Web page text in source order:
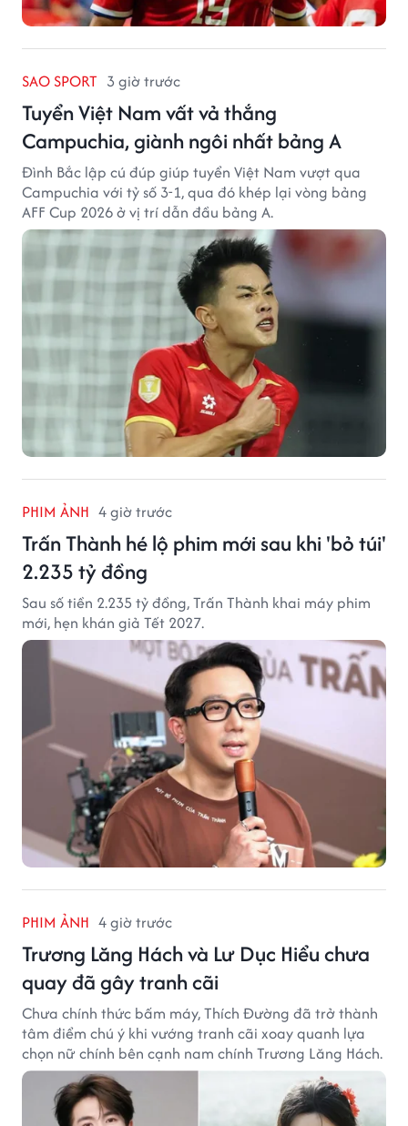
SAO SPORT 3 giờ trước
Tuyển Việt Nam vất vả thắng
Campuchia, giành ngôi nhất bảng A
Đình Bắc lập cú đúp giúp tuyển Việt Nam vượt qua
Campuchia với tỷ số 3-1, qua đó khép lại vòng bảng
AFF Cup 2026 ở vị trí dẫn đầu bảng A.
PHIM ẢNH 4 giờ trước
Trấn Thành hé lộ phim mới sau khi 'bỏ túi'
2.235 tỷ đồng
Sau số tiền 2.235 tỷ đồng, Trấn Thành khai máy phim
mới, hẹn khán giả Tết 2027.
PHIM ẢNH 4 giờ trước
Trương Lăng Hách và Lư Dục Hiểu chưa
quay đã gây tranh cãi
Chưa chính thức bấm máy, Thích Đường đã trở thành
tâm điểm chú ý khi vướng tranh cãi xoay quanh lựa
chọn nữ chính bên cạnh nam chính Trương Lăng Hách.